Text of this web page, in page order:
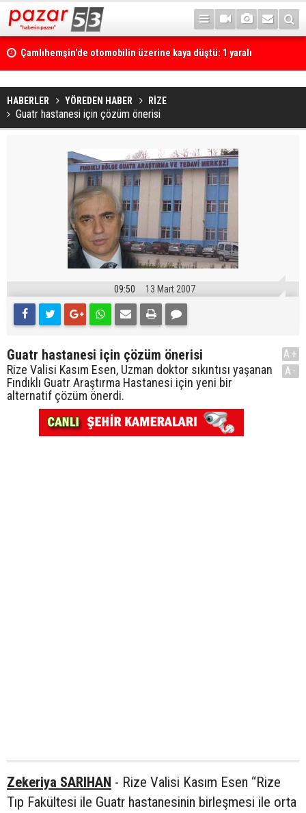
Çamlıhemşin'de otomobilin üzerine kaya düştü: 1 yaralı
HABERLER YÖREDEN HABER RİZE
Guatr hastanesi için çözüm önerisi
09:50 13 Mart 2007
Guatr hastanesi için çözüm önerisi
Rize Valisi Kasım Esen, Uzman doktor sıkıntısı yaşanan
Fındıklı Guatr Araştırma Hastanesi için yeni bir
alternatif çözüm önerdi.
A+
A-
Zekeriya SARIHAN - Rize Valisi Kasım Esen “Rize
Tıp Fakültesi ile Guatr hastanesinin birleşmesi ile orta